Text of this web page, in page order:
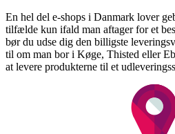
En hel del e-shops i Danmark lover
tilfælde kun ifald man aftager for et
bør du udse dig den billigste
til om man bor i Køge, Thisted eller
at levere produkterne til et